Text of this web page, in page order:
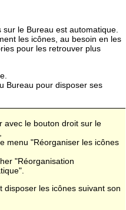
le Bureau est automatique.
les icônes, au besoin en les
pour les retrouver plus
Bureau pour disposer ses
avec le bouton droit sur le
menu "Réorganiser les icônes
"Réorganisation
disposer les icônes suivant son